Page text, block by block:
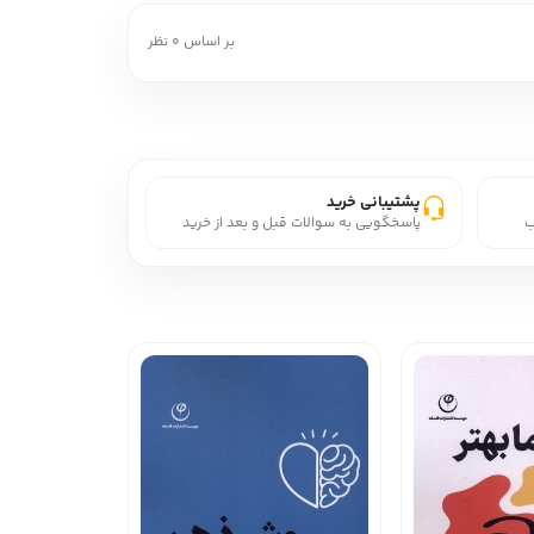
بر اساس 0 نظر
پشتیبانی خرید
پاسخگویی به سوالات قبل و بعد از خرید